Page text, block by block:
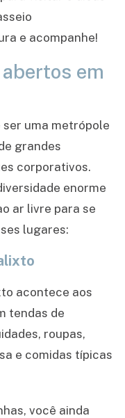
e acompanhe!
em
ser uma metrópole
grandes
corporativos.
enorme
ar livre para se
lugares:
acontece aos
tendas de
roupas,
e comidas típicas
você ainda